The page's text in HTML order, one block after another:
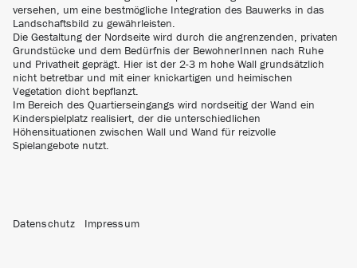
versehen, um eine bestmögliche Integration des Bauwerks in das
Landschaftsbild zu gewährleisten.
Die Gestaltung der Nordseite wird durch die angrenzenden, privaten
Grundstücke und dem Bedürfnis der BewohnerInnen nach Ruhe
und Privatheit geprägt. Hier ist der 2-3 m hohe Wall grundsätzlich
nicht betretbar und mit einer knickartigen und heimischen
Vegetation dicht bepflanzt.
Im Bereich des Quartierseingangs wird nordseitig der Wand ein
Kinderspielplatz realisiert, der die unterschiedlichen
Höhensituationen zwischen Wall und Wand für reizvolle
Spielangebote nutzt.
Datenschutz Impressum